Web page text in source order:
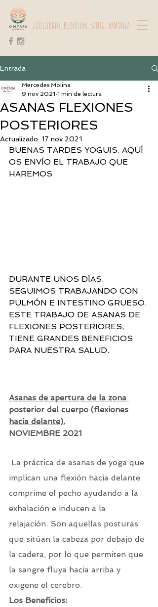
EQUILIBRIO, BIENESTAR, SALUD, ARMONIA
Entrada
ASANAS FLEXIONES
POSTERIORES
Mercedes Molina
9 nov 2021 1 min de lectura
Actualizado: 17 nov 2021
BUENAS TARDES YOGUIS. AQUÍ
OS ENVÍO EL TRABAJO QUE
HAREMOS
DURANTE UNOS DÍAS.
SEGUIMOS TRABAJANDO CON
PULMÓN E INTESTINO GRUESO.
ESTE TRABAJO DE ASANAS DE
FLEXIONES POSTERIORES,
TIENE GRANDES BENEFICIOS
PARA NUESTRA SALUD.
Asanas de apertura de la zona
posterior del cuerpo (flexiones
hacia delante).
NOVIEMBRE 2021
implican una flexión hacia delante
comprime el pecho ayudando a la
exhalación e inducen a la
relajación. Son aquellas posturas
que sitúan la cabeza por debajo de
la cadera, por lo que permiten que
la sangre fluya hacia arriba y
oxigene el cerebro.
Los Beneficios: